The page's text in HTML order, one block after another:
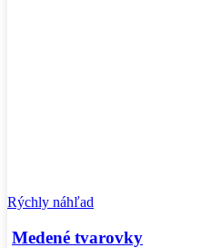
Rýchly náhľad
Medené tvarovky